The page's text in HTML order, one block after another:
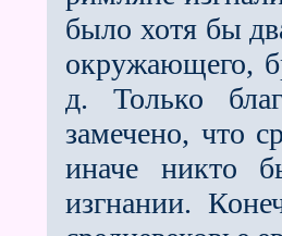
было хотя бы
окружающего,
д. Только
замечено, что
иначе никто
изгнании.